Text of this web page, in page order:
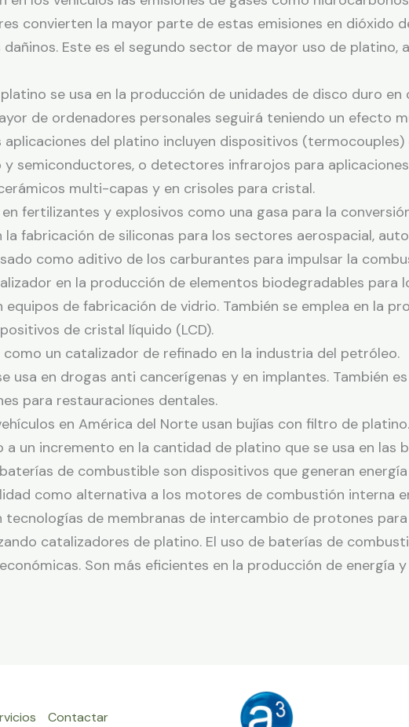
convierten la mayor parte de estas emisiones en dióxido
Este es el segundo sector de mayor uso de platino,
se usa en la producción de unidades de disco duro
de ordenadores personales seguirá teniendo un efecto
del platino incluyen dispositivos
semiconductores, o detectores infrarojos para
multi-capas y en crisoles para cristal.
en fertilizantes y explosivos como una gasa para la
la fabricación de siliconas para los sectores aerospacial,
como aditivo de los carburantes para impulsar la
en la producción de elementos biodegradables para
equipos de fabricación de vidrio. También se emplea en la
de cristal líquido (LCD).
como un catalizador de refinado en la industria del petróleo.
usa en drogas anti cancerígenas y en implantes. También
para restauraciones dentales.
en América del Norte usan bujías con filtro de
a un incremento en la cantidad de platino que se usa en las
de combustible son dispositivos que generan
como alternativa a los motores de combustión interna
de membranas de intercambio de protones
catalizadores de platino. El uso de baterías de
Son más eficientes en la producción de energía
Contactar